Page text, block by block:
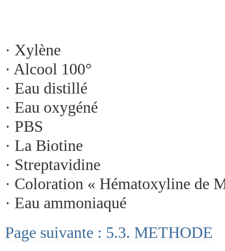
· Xylène
· Alcool 100°
· Eau distillé
· Eau oxygéné
· PBS
· La Biotine
· Streptavidine
· Coloration « Hématoxyline de
· Eau ammoniaqué
Page suivante : 5.3. METHODE